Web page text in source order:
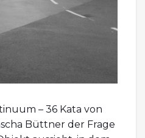
– 36 Kata von
Büttner der Frage